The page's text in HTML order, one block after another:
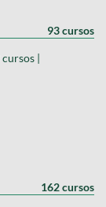
93 cursos
cursos |
162 cursos